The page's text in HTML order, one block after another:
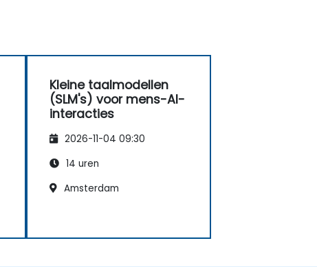
Kleine taalmodellen
(SLM's) voor mens-AI-
interacties
2026-11-04 09:30
14 uren
Amsterdam